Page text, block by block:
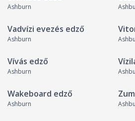
Ashburn
Vadvízi evezés edző
Ashburn
Vívás edző
Ashburn
Wakeboard edző
Ashburn